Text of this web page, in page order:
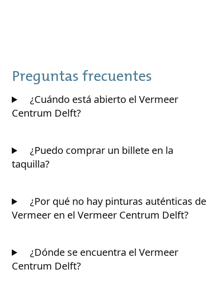
Preguntas frecuentes
¿Cuándo está abierto el Vermeer
Centrum Delft?
¿Puedo comprar un billete en la
taquilla?
¿Por qué no hay pinturas auténticas de
Vermeer en el Vermeer Centrum Delft?
¿Dónde se encuentra el Vermeer
Centrum Delft?